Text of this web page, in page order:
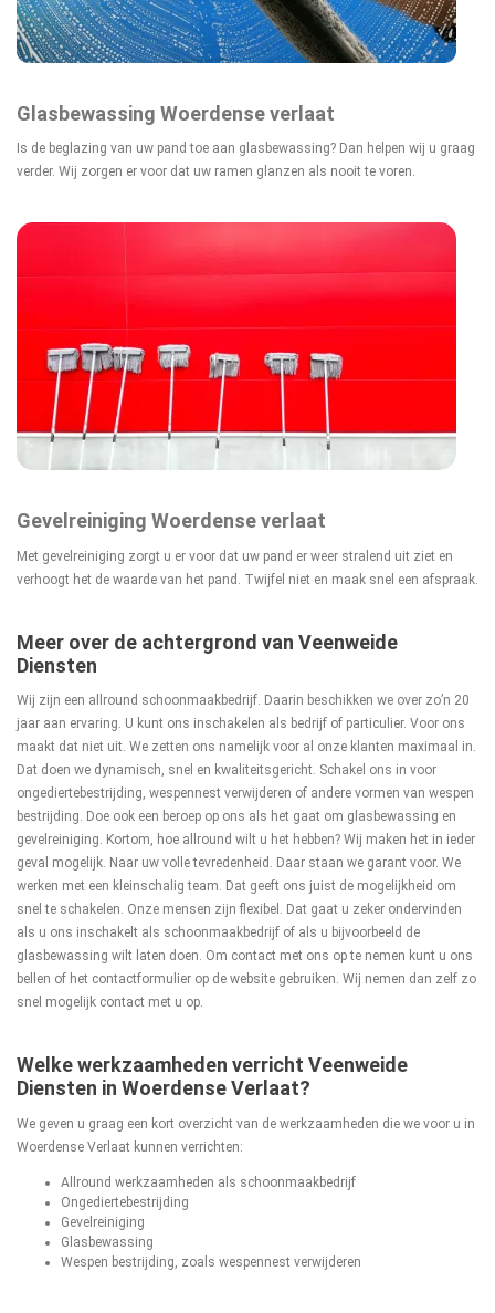
Glasbewassing Woerdense verlaat
Is de beglazing van uw pand toe aan glasbewassing? Dan helpen wij u graag
verder. Wij zorgen er voor dat uw ramen glanzen als nooit te voren.
Gevelreiniging Woerdense verlaat
Met gevelreiniging zorgt u er voor dat uw pand er weer stralend uit ziet en
verhoogt het de waarde van het pand. Twijfel niet en maak snel een afspraak.
Meer over de achtergrond van Veenweide
Diensten
Wij zijn een allround schoonmaakbedrijf. Daarin beschikken we over zo’n 20
jaar aan ervaring. U kunt ons inschakelen als bedrijf of particulier. Voor ons
maakt dat niet uit. We zetten ons namelijk voor al onze klanten maximaal in.
Dat doen we dynamisch, snel en kwaliteitsgericht. Schakel ons in voor
ongediertebestrijding, wespennest verwijderen of andere vormen van wespen
bestrijding. Doe ook een beroep op ons als het gaat om glasbewassing en
gevelreiniging. Kortom, hoe allround wilt u het hebben? Wij maken het in ieder
geval mogelijk. Naar uw volle tevredenheid. Daar staan we garant voor. We
werken met een kleinschalig team. Dat geeft ons juist de mogelijkheid om
snel te schakelen. Onze mensen zijn flexibel. Dat gaat u zeker ondervinden
als u ons inschakelt als schoonmaakbedrijf of als u bijvoorbeeld de
glasbewassing wilt laten doen. Om contact met ons op te nemen kunt u ons
bellen of het contactformulier op de website gebruiken. Wij nemen dan zelf zo
snel mogelijk contact met u op.
Welke werkzaamheden verricht Veenweide
Diensten in Woerdense Verlaat?
We geven u graag een kort overzicht van de werkzaamheden die we voor u in
Woerdense Verlaat kunnen verrichten:
Allround werkzaamheden als schoonmaakbedrijf
Ongediertebestrijding
Gevelreiniging
Glasbewassing
Wespen bestrijding, zoals wespennest verwijderen